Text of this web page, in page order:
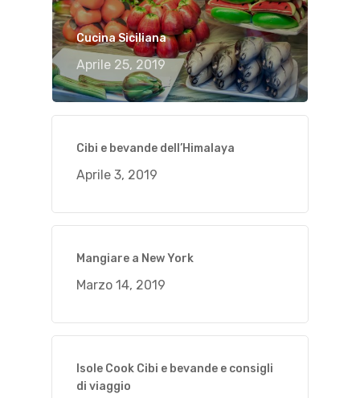
Cucina Siciliana
Aprile 25, 2019
Cibi e bevande dell’Himalaya
Aprile 3, 2019
Mangiare a New York
Marzo 14, 2019
Isole Cook Cibi e bevande e consigli
di viaggio